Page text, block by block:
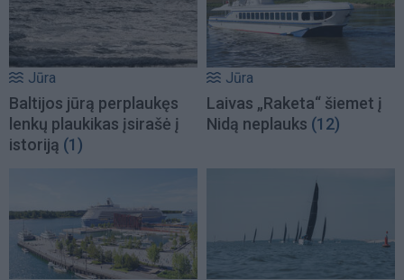
Jūra
Baltijos jūrą perplaukęs
lenkų plaukikas įsirašė į
istoriją (1)
Jūra
Laivas „Raketa“ šiemet į
Nidą neplauks (12)